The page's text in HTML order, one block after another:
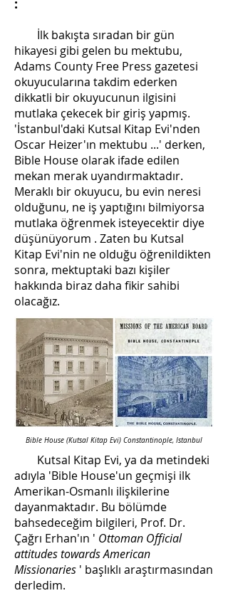
:
İlk bakışta sıradan bir gün
hikayesi gibi gelen bu mektubu,
Adams County Free Press gazetesi
okuyucularına takdim ederken
dikkatli bir okuyucunun ilgisini
mutlaka çekecek bir giriş yapmış.
'İstanbul'daki Kutsal Kitap Evi'nden
Oscar Heizer'ın mektubu ...' derken,
Bible House olarak ifade edilen
mekan merak uyandırmaktadır.
Meraklı bir okuyucu, bu evin neresi
olduğunu, ne iş yaptığını bilmiyorsa
mutlaka öğrenmek isteyecektir diye
düşünüyorum . Zaten bu Kutsal
Kitap Evi'nin ne olduğu öğrenildikten
sonra, mektuptaki bazı kişiler
hakkında biraz daha fikir sahibi
olacağız.
Bible House (Kutsal Kitap Evi) Constantinople, Istanbul
Kutsal Kitap Evi, ya da metindeki
adıyla 'Bible House'un geçmişi ilk
Amerikan-Osmanlı ilişkilerine
dayanmaktadır. Bu bölümde
bahsedeceğim bilgileri, Prof. Dr.
Çağrı Erhan'ın ' Ottoman Official
attitudes towards American
Missionaries ' başlıklı araştırmasından
derledim.